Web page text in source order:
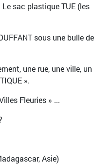
sac plastique TUE (les
sous une bulle de
une rue, une ville, un
».
Fleuries » ...
Asie)